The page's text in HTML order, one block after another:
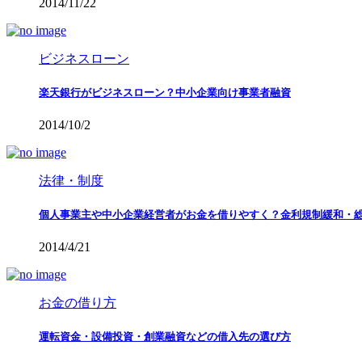
ビジネスローン
楽天銀行がビジネスローン？中小企業向け事業者融資
2014/10/2
法律・制度
個人事業主や中小企業経営者がお金を借りやすく？金利規制緩和・
2014/4/21
お金の借り方
運転資金・設備投資・創業融資などの借入先の選び方